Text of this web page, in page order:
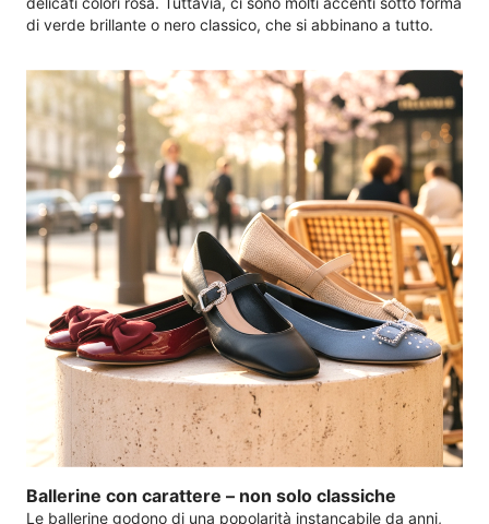
di verde brillante o nero classico, che si abbinano a tutto.
Ballerine con carattere – non solo classiche
Le ballerine godono di una popolarità instancabile da anni,